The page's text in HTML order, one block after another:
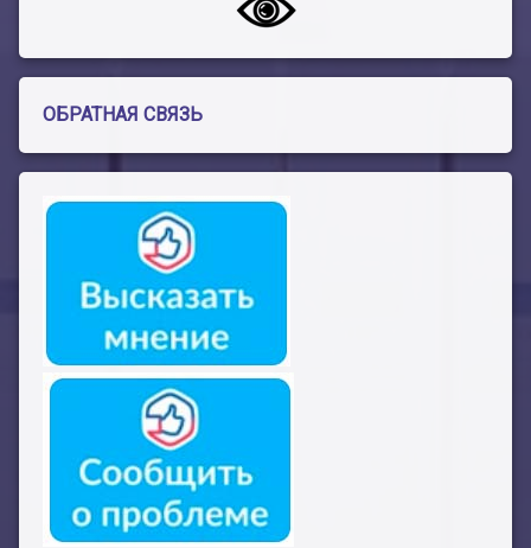
ОБРАТНАЯ СВЯЗЬ